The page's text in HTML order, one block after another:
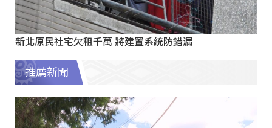
新北原民社宅欠租千萬 將建置系統防錯漏
推薦新聞